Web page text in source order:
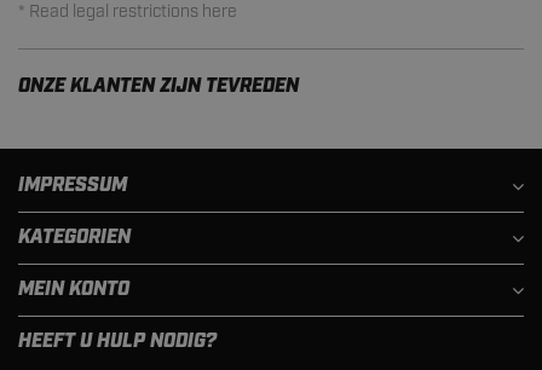
* Read legal restrictions here
ONZE KLANTEN ZIJN TEVREDEN
IMPRESSUM
KATEGORIEN
MEIN KONTO
HEEFT U HULP NODIG?